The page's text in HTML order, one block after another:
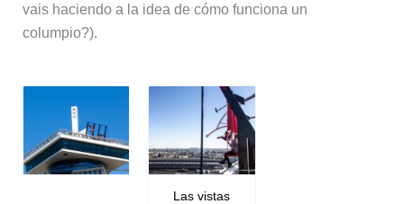
vais haciendo a la idea de cómo funciona un
columpio?).
Las vistas